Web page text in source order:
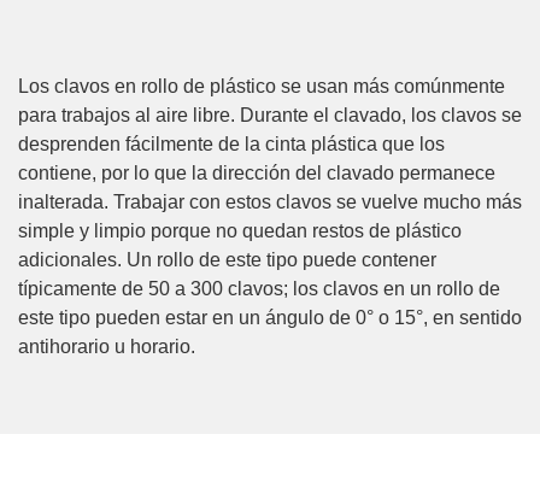
Los clavos en rollo de plástico se usan más comúnmente
para trabajos al aire libre. Durante el clavado, los clavos se
desprenden fácilmente de la cinta plástica que los
contiene, por lo que la dirección del clavado permanece
inalterada. Trabajar con estos clavos se vuelve mucho más
simple y limpio porque no quedan restos de plástico
adicionales. Un rollo de este tipo puede contener
típicamente de 50 a 300 clavos; los clavos en un rollo de
este tipo pueden estar en un ángulo de 0° o 15°, en sentido
antihorario u horario.